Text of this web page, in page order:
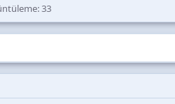
G
ö
r
l
33